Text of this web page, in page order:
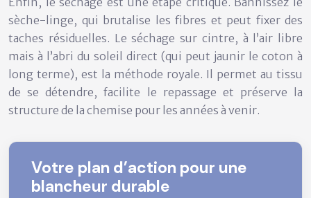
sèche-linge, qui brutalise les fibres et peut fixer des
taches résiduelles. Le séchage sur cintre, à l’air libre
mais à l’abri du soleil direct (qui peut jaunir le coton à
long terme), est la méthode royale. Il permet au tissu
de se détendre, facilite le repassage et préserve la
structure de la chemise pour les années à venir.
Votre plan d’action pour une
blancheur durable